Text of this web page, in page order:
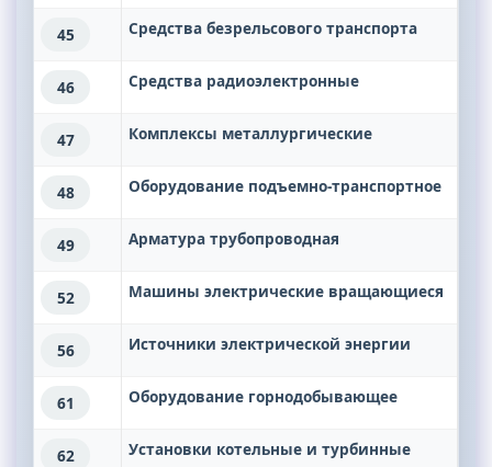
45 Средства безрельсового транспорта
46 Средства радиоэлектронные
47 Комплексы металлургические
48 Оборудование подъемно-транспортное
49 Арматура трубопроводная
52 Машины электрические вращающиеся
56 Источники электрической энергии
61 Оборудование горнодобывающее
62 Установки котельные и турбинные